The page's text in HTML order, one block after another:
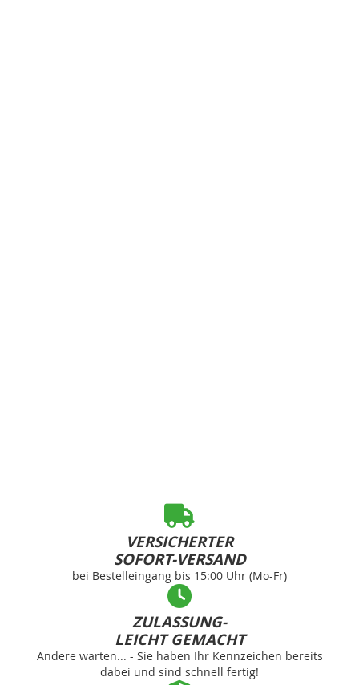
VERSICHERTER
SOFORT-VERSAND
bei Bestelleingang bis 15:00 Uhr (Mo-Fr)
ZULASSUNG-
LEICHT GEMACHT
Andere warten... - Sie haben Ihr Kennzeichen bereits
dabei und sind schnell fertig!